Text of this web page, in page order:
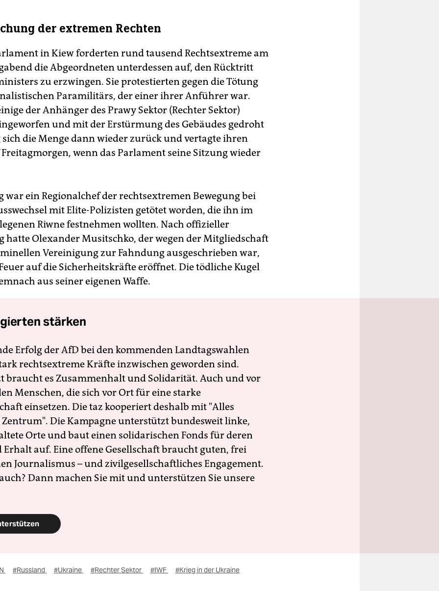
der extremen Rechten
in Kiew forderten rund tausend Rechtsextreme am
die Abgeordneten unterdessen auf, den Rücktritt
zu erzwingen. Sie protestierten gegen die Tötung
Paramilitärs, der einer ihrer Anführer war.
der Anhänger des Prawy Sektor (Rechter Sektor)
und mit der Erstürmung des Gebäudes gedroht
sich die Menge dann wieder zurück und vertagte ihren
wenn das Parlament seine Sitzung wieder
war ein Regionalchef der rechtsextremen Bewegung bei
mit Elite-Polizisten getötet worden, die ihn im
Riwne festnehmen wollten. Nach offizieller
hatte Olexander Musitschko, der wegen der Mitgliedschaft
Vereinigung zur Fahndung ausgeschrieben war,
auf die Sicherheitskräfte eröffnet. Die tödliche Kugel
aus seiner eigenen Waffe.
stärken
Erfolg der AfD bei den kommenden Landtagswahlen
rechtsextreme Kräfte inzwischen geworden sind.
braucht es Zusammenhalt und Solidarität. Auch und vor
Menschen, die sich vor Ort für eine starke
einsetzen. Die taz kooperiert deshalb mit "Alles
Die Kampagne unterstützt bundesweit linke,
Orte und baut einen solidarischen Fonds für deren
Erhalt auf. Eine offene Gesellschaft braucht guten, frei
Journalismus – und zivilgesellschaftliches Engagement.
Dann machen Sie mit und unterstützen Sie unsere
#Russland #Ukraine #Rechter Sektor #IWF #Krieg in der Ukraine